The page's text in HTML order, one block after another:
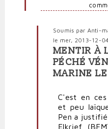
vérifié)
Soumis par Anti-
le mer, 2013-12-
En
réponse
à
donc!
c'est
sûrement
un
MENTIR À
PÉCHÉ
MARINE
C'est en
et peu
Pen a
Elkrief